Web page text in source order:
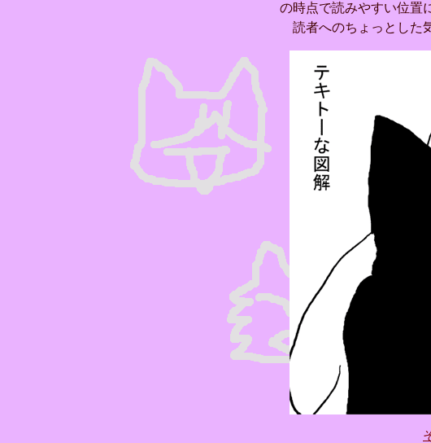
の時点で読みやすい位置
読者へのちょっとした